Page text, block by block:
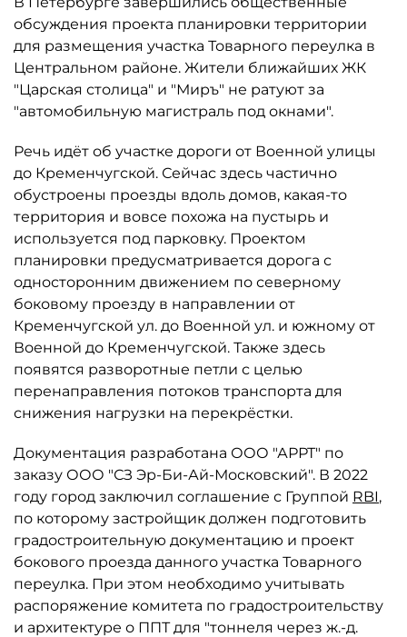
обсуждения проекта планировки территории
для размещения участка Товарного переулка в
Центральном районе. Жители ближайших ЖК
"Царская столица" и "Миръ" не ратуют за
"автомобильную магистраль под окнами".
Речь идёт об участке дороги от Военной улицы
до Кременчугской. Сейчас здесь частично
обустроены проезды вдоль домов, какая-то
территория и вовсе похожа на пустырь и
используется под парковку. Проектом
планировки предусматривается дорога с
односторонним движением по северному
боковому проезду в направлении от
Кременчугской ул. до Военной ул. и южному от
Военной до Кременчугской. Также здесь
появятся разворотные петли с целью
перенаправления потоков транспорта для
снижения нагрузки на перекрёстки.
Документация разработана ООО "АРРТ" по
заказу ООО "СЗ Эр-Би-Ай-Московский". В 2022
году город заключил соглашение с Группой RBI,
по которому застройщик должен подготовить
градостроительную документацию и проект
бокового проезда данного участка Товарного
переулка. При этом необходимо учитывать
распоряжение комитета по градостроительству
и архитектуре о ППТ для "тоннеля через ж.-д.